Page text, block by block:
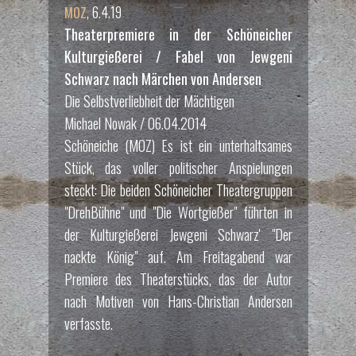
MOZ, 6.4.19
Theaterpremiere in der Schöneicher
Kulturgießerei / Fabel von Jewgeni
Schwarz nach Märchen von Andersen
Die Selbstverliebheit der Mächtigen
Michael Nowak / 06.04.2014
Schöneiche (MOZ) Es ist ein unterhaltsames
Stück, das voller politischer Anspielungen
steckt: Die beiden Schöneicher Theatergruppen
"DrehBühne" und "Die Wortgießer" führten in
der Kulturgießerei Jewgeni Schwarz' "Der
nackte König" auf. Am Freitagabend war
Premiere des Theaterstücks, das der Autor
nach Motiven von Hans-Christian Andersen
verfasste.